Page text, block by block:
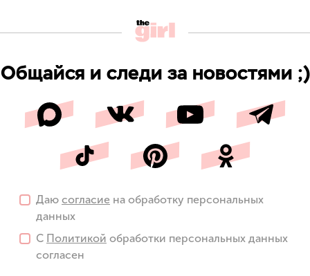
Общайся и следи за новостями ;)
Даю согласие на обработку персональных
данных
С Политикой обработки персональных данных
согласен